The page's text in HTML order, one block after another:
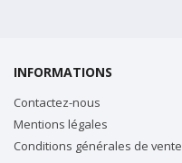
INFORMATIONS
Contactez-nous
Mentions légales
Conditions générales de vente